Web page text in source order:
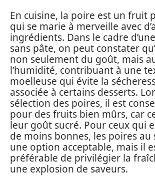
En cuisine, la poire est un fruit
qui se marie à merveille avec
ingrédients. Dans le cadre
sans pâte, on peut constater
non seulement du goût, mais
l’humidité, contribuant à une
moelleuse qui évite la
associée à certains desserts.
sélection des poires, il est
pour des fruits bien mûrs, car
leur goût sucré. Pour ceux qui
de moins bonnes, les poires
une option acceptable, mais il
préférable de privilégier la
une explosion de saveurs.